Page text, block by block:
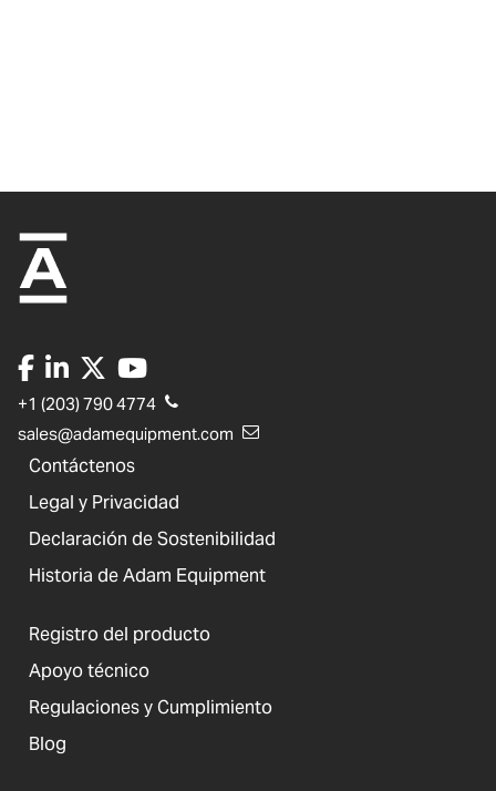
+1 (203) 790 4774
sales@adamequipment.com
Contáctenos
Legal y Privacidad
Declaración de Sostenibilidad
Historia de Adam Equipment
Registro del producto
Apoyo técnico
Regulaciones y Cumplimiento
Blog